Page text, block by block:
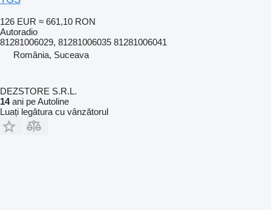
126 EUR ≈ 661,10 RON
Autoradio
81281006029, 81281006035 81281006041
România, Suceava
DEZSTORE S.R.L.
14ani pe Autoline
Luați legătura cu vânzătorul